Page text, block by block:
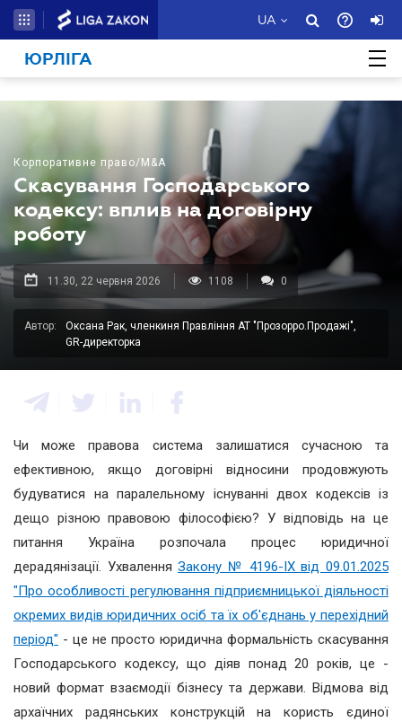
UA
ЮРЛІГА
Корпоративне право/M&A
Скасування Господарського
кодексу: вплив на договірну
роботу
11.30, 22 червня 2026 1108 0
Автор:
Оксана Рак, членкиня Правління АТ "Прозорро.Продажі",
GR-директорка
Чи може правова система залишатися сучасною та
ефективною, якщо договірні відносини продовжують
будуватися на паралельному існуванні двох кодексів із
дещо різною правовою філософією? У відповідь на це
питання Україна розпочала процес юридичної
дерадянізації. УхваленняЗакону № 4196-IX від 09.01.2025
"Про особливості регулювання підприємницької діяльності
окремих видів юридичних осіб та їх об'єднань у перехідний
період" - це не просто юридична формальність скасування
Господарського кодексу, що діяв понад 20 років, це -
новий формат взаємодії бізнесу та держави. Відмова від
архаїчних радянських конструкцій на користь єдиної